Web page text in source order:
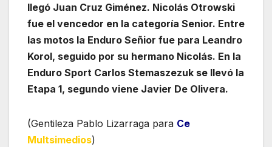
llegó Juan Cruz Giménez. Nicolás Otrowski
fue el vencedor en la categoría Senior. Entre
las motos la Enduro Señior fue para Leandro
Korol, seguido por su hermano Nicolás. En la
Enduro Sport Carlos Stemaszezuk se llevó la
Etapa 1, segundo viene Javier De Olivera.
(Gentileza Pablo Lizarraga para Ce
Multsimedios)